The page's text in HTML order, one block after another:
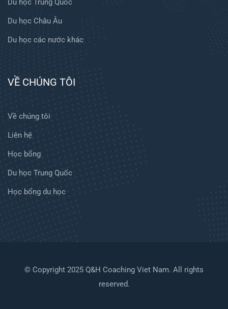
Du học Châu Âu
Du học các nước khác
VỀ CHÚNG TÔI
Về chúng tôi
Liên hệ
Học bổng
Du học Trung Quốc
Học bổng du học
© Copyright 2025 Q&H Coaching Viet Nam. All rights
reserved.